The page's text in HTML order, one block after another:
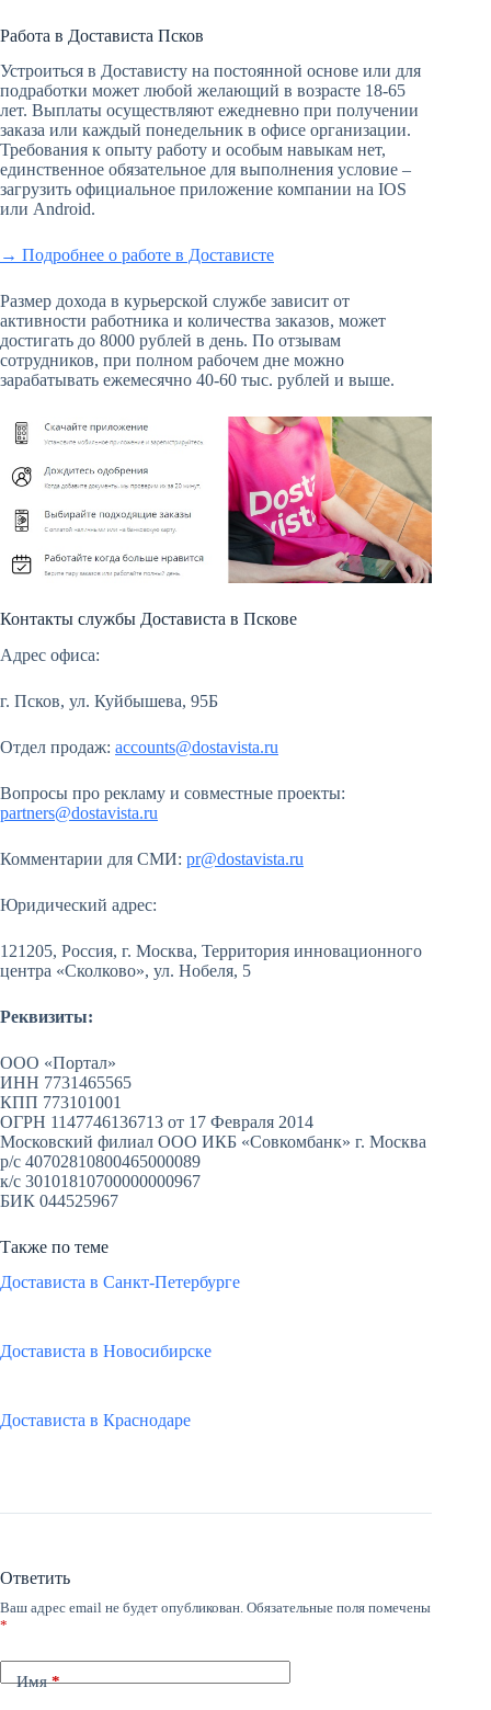
Работа в Достависта Псков
Устроиться в Достависту на постоянной основе или для
подработки может любой желающий в возрасте 18-65
лет. Выплаты осуществляют ежедневно при получении
заказа или каждый понедельник в офисе организации.
Требования к опыту работу и особым навыкам нет,
единственное обязательное для выполнения условие –
загрузить официальное приложение компании на IOS
или Android.
→ Подробнее о работе в Достависте
Размер дохода в курьерской службе зависит от
активности работника и количества заказов, может
достигать до 8000 рублей в день. По отзывам
сотрудников, при полном рабочем дне можно
зарабатывать ежемесячно 40-60 тыс. рублей и выше.
Контакты службы Достависта в Пскове
Адрес офиса:
г. Псков, ул. Куйбышева, 95Б
Отдел продаж: accounts@dostavista.ru
Вопросы про рекламу и совместные проекты:
partners@dostavista.ru
Комментарии для СМИ: pr@dostavista.ru
Юридический адрес:
121205, Россия, г. Москва, Территория инновационного
центра «Сколково», ул. Нобеля, 5
Реквизиты:
ООО «Портал»
ИНН 7731465565
КПП 773101001
ОГРН 1147746136713 от 17 Февраля 2014
Московский филиал ООО ИКБ «Совкомбанк» г. Москва
р/с 40702810800465000089
к/с 30101810700000000967
БИК 044525967
Также по теме
Достависта в Санкт-Петербурге
Достависта в Новосибирске
Достависта в Краснодаре
Ответить
Ваш адрес email не будет опубликован. Обязательные поля помечены
*
Имя*